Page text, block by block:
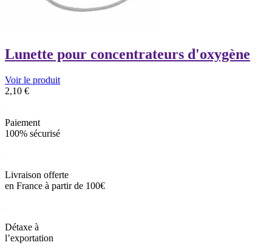
Lunette pour concentrateurs d'oxygène
Voir le produit
2,10 €
Paiement
100% sécurisé
Livraison offerte
en France à partir de 100€
Détaxe à
l’exportation